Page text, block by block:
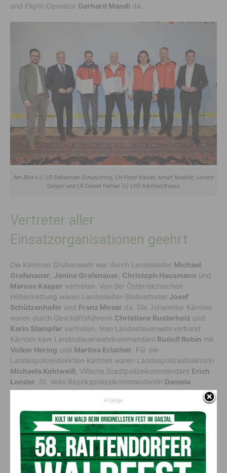
und Flight-Operator Gerhard Mandl da.
Am Bild v.l.: LR Sebastian Schuschnig, LH Peter Kaiser, Arnulf Mueller, Lorenz
Geiger und LR Daniel Fellner (c) LPD Kärnten/Kuess
Vertreter aller
Einsatzorganisationen geehrt
Die Kärntner Grubenwehr war durch Landesleiter Michael
Grafenauer Janine Grafenauer Christoph Hausmann und
Marcus Kasper vertreten. Von der Österreichischen
Höhlenrettung waren Landesleiter-Stellvertreter Josef
Schützenhofer und Franz Moser da. Die Johanniter Kärnten
waren durch Geschäftsführerin Christiane Rusterholz und
Karin Stampfer vertreten. Vom Landesfeuerwehrverband
Kärnten kam Landesfeuerwehrkommandant Rudolf Robin mit
Volker Hering und Martina Erlacher . Für die
Landespolizeidirektion Kärnten waren Landespolizeidirektorin
Michaela Kohlweiß , Villachs Stadtpolizeikommandant Erich
Londer , St. Veits Bezirkspolizeikommandantin Daniela
Puffingsowie die BeamtenAlexander StecherundEwald
Anzeige